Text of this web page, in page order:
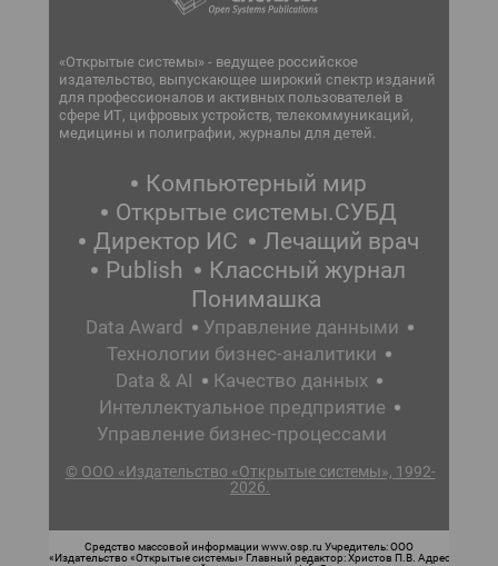
«Открытые системы» - ведущее российское
издательство, выпускающее широкий спектр изданий
для профессионалов и активных пользователей в
сфере ИТ, цифровых устройств, телекоммуникаций,
медицины и полиграфии, журналы для детей.
Компьютерный мир
Открытые системы.СУБД
Директор ИС
Лечащий врач
Publish
Классный журнал
Понимашка
Data Award
Управление данными
Технологии бизнес-аналитики
Data & AI
Качество данных
Интеллектуальное предприятие
Управление бизнес-процессами
© ООО «Издательство «Открытые системы», 1992-
2026.
Средство массовой информации www.osp.ru Учредитель: ООО
«Издательство «Открытые системы» Главный редактор: Христов П.В. Адрес